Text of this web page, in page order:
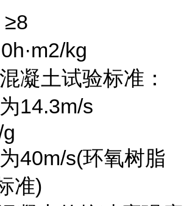
kg
凝土试验标准：
14.3m/s
40m/s(环氧树脂
准)